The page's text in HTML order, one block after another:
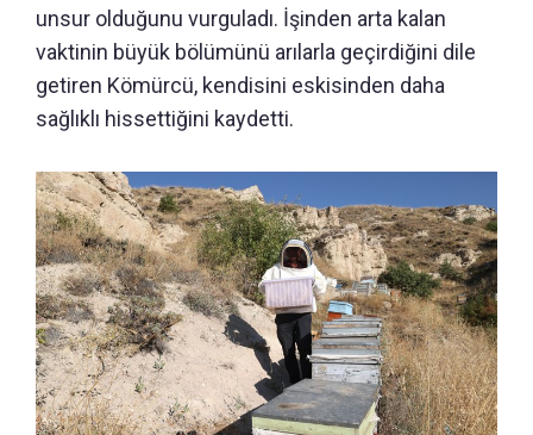
unsur olduğunu vurguladı. İşinden arta kalan
vaktinin büyük bölümünü arılarla geçirdiğini dile
getiren Kömürcü, kendisini eskisinden daha
sağlıklı hissettiğini kaydetti.